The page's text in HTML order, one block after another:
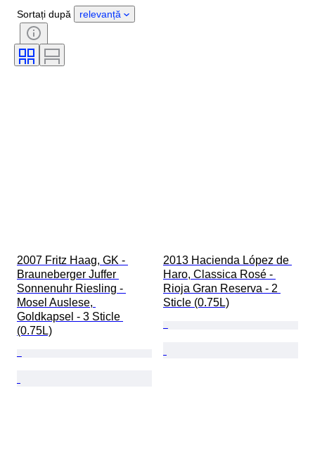
Extra
Stil
Culoare
Denumirea/ Clasificarea Vinului
Wine Fill Level
Sortați după relevanță
2007 Fritz Haag, GK -
Brauneberger Juffer
Sonnenuhr Riesling -
Mosel Auslese,
Goldkapsel - 3 Sticle
(0.75L)
2013 Hacienda López de
Haro, Classica Rosé -
Rioja Gran Reserva - 2
Sticle (0.75L)